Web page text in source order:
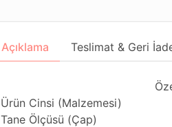
Açıklama Teslimat & Geri
Ürün Cinsi (Malzemesi)
Tane Ölçüsü (Çap)